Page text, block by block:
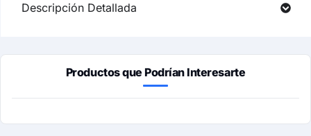
Descripción Detallada
Productos que Podrían Interesarte